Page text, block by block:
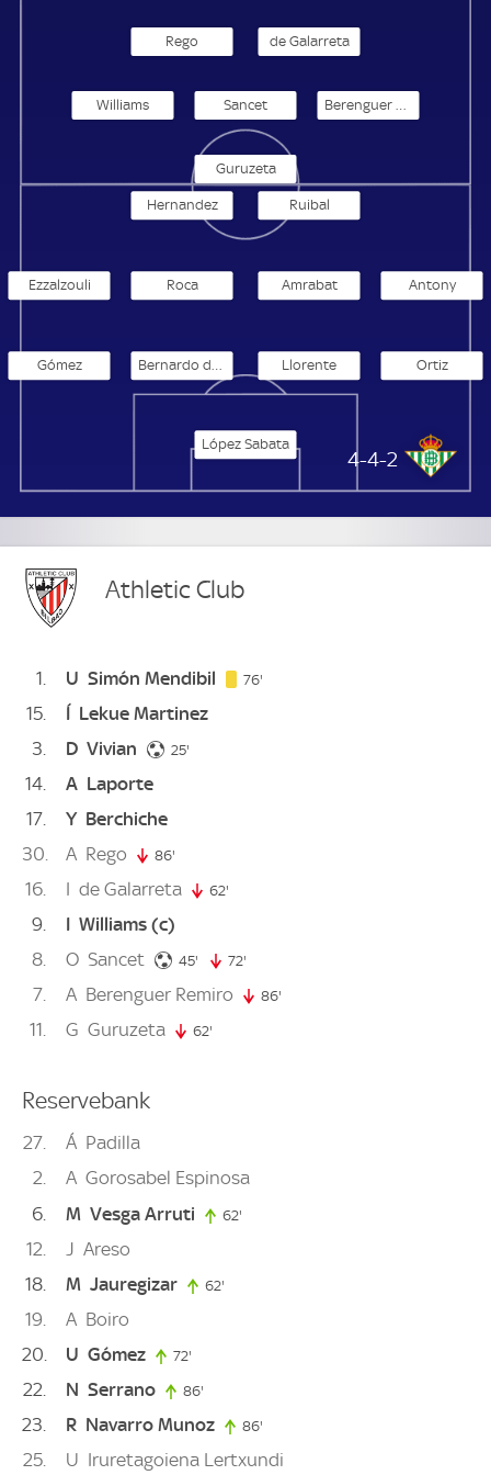
Rego de Galarreta
Williams Sancet Berenguer Remiro
Guruzeta
Betis Sevilla
4-4-2
López Sabata
Ortiz
Llorente
Gómez
Antony
Amrabat
Roca
Ezzalzouli
Ruibal
Hernandez
Athletic Club
1 U Simón Mendibil 76'
15 Í Lekue Martinez
3
D Vivian 25'
14 A Laporte
17
Y Berchiche
30
A Rego 86'
16 I de Galarreta 62'
9 I Williams (c)
8
O Sancet 45' 45. minute
72'
7 A Berenguer Remiro 86'
11 G Guruzeta 62'
Reservebank
27 Á Padilla
2
A Gorosabel Espinosa
6
M Vesga Arruti 62'
12 J Areso
18
M Jauregizar 62'
19 A Boiro
20
U Gómez 72'
22 N Serrano 86'
23 R Navarro Munoz 86'
25 U Iruretagoiena Lertxundi